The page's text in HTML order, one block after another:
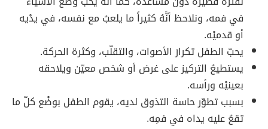
في فمه، ونلاحظ أنَّهُ كثيراً ما يلعبُ مع نفسه، في يدْيه
أو قدميْه.
يحبّ الطفل تكرارَ الأصوات، والتقلّب، وكثرة الحركة.
يستطيعُ التركيز على غرض أو شخص معيّن ويلاحقه
بعينيْه ورأسه.
بسبب تطوّر حاسة التذوق لديه، يقوم الطفل بوضْع كلّ ما
تقعُ عليه يداه في فمِه.